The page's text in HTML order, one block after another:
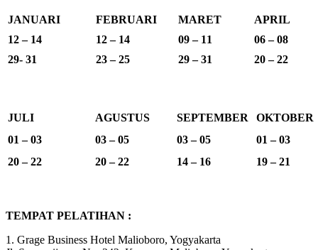
JANUARI FEBRUARI MARET
APRIL
12 – 14
12 – 14 09 – 11
06 – 08
29- 31
23 – 25 29 – 31 20 – 22
JULI AGUSTUS SEPTEMBER
OKTOBER
01 – 03
03 – 05 03 – 05
01 – 03
20 – 22
20 – 22 14 – 16 19 – 21
TEMPAT PELATIHAN :
1. Grage Business Hotel Malioboro, Yogyakarta